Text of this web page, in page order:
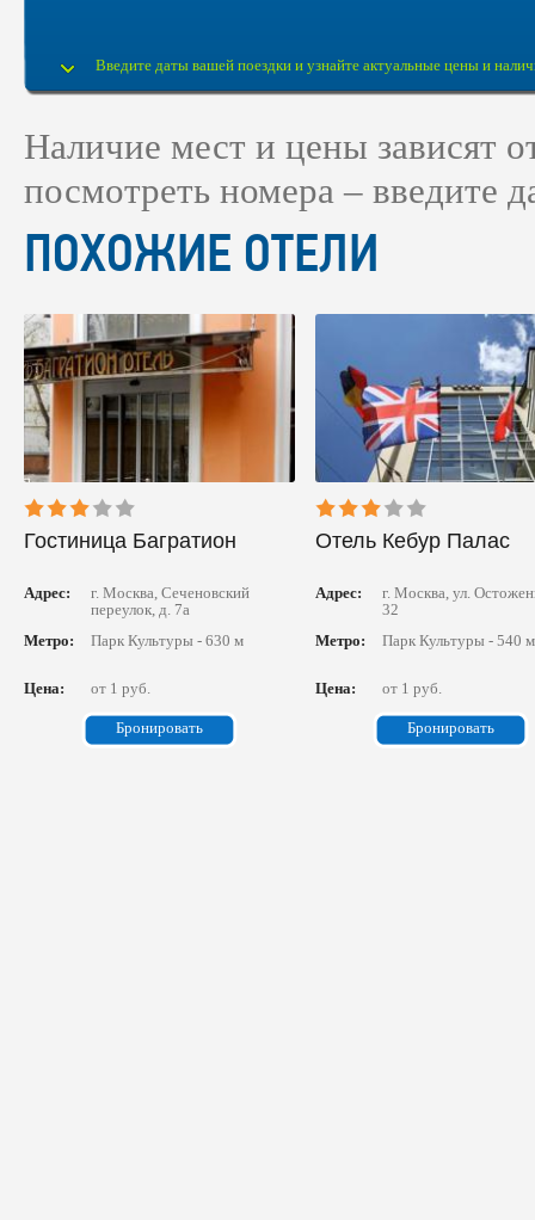
Введите даты вашей поездки и узнайте актуальные цены и
Наличие мест и цены зависят
посмотреть номера – введите
ПОХОЖИЕ ОТЕЛИ
Гостиница Багратион
Адрес:
г. Москва, Сеченовский
переулок, д. 7а
Метро:
Парк Культуры - 630 м
Цена: от 1 руб.
Бронировать
Отель Кебур Палас
Адрес:
г. Москва, ул.
32
Метро:
Парк Культуры - 540 м
Цена: от 1 руб.
Бронировать